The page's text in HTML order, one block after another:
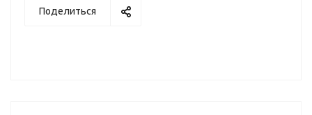
Поделиться